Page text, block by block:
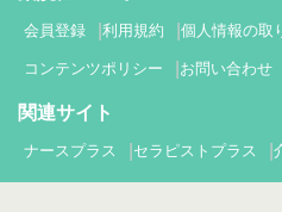
会員登録 利用規約 個人情報の取
コンテンツポリシー お問い合わせ
関連サイト
ナースプラス セラピストプラス